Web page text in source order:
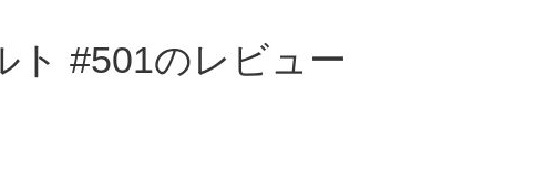
ト #501のレビュー